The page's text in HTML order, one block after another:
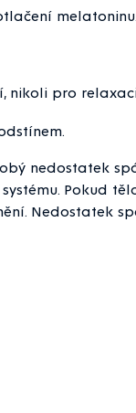
melatoninu.
nikoli pro
nedostatek
Pokud
Nedostatek